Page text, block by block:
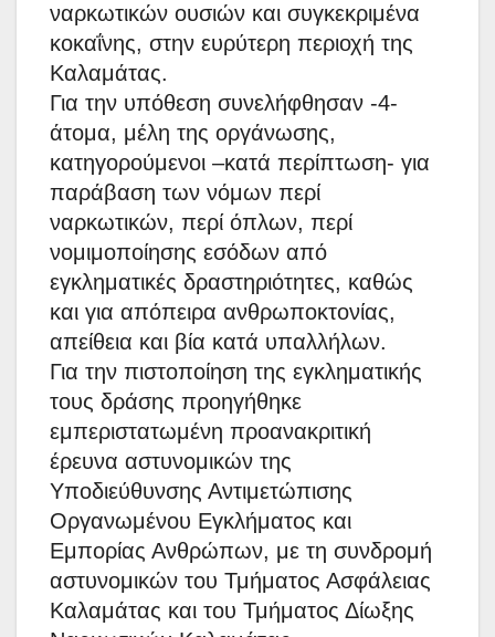
ναρκωτικών ουσιών και συγκεκριμένα
κοκαΐνης, στην ευρύτερη περιοχή της
Καλαμάτας.
Για την υπόθεση συνελήφθησαν -4-
άτομα, μέλη της οργάνωσης,
κατηγορούμενοι –κατά περίπτωση- για
παράβαση των νόμων περί
ναρκωτικών, περί όπλων, περί
νομιμοποίησης εσόδων από
εγκληματικές δραστηριότητες, καθώς
και για απόπειρα ανθρωποκτονίας,
απείθεια και βία κατά υπαλλήλων.
Για την πιστοποίηση της εγκληματικής
τους δράσης προηγήθηκε
εμπεριστατωμένη προανακριτική
έρευνα αστυνομικών της
Υποδιεύθυνσης Αντιμετώπισης
Οργανωμένου Εγκλήματος και
Εμπορίας Ανθρώπων, με τη συνδρομή
αστυνομικών του Τμήματος Ασφάλειας
Καλαμάτας και του Τμήματος Δίωξης